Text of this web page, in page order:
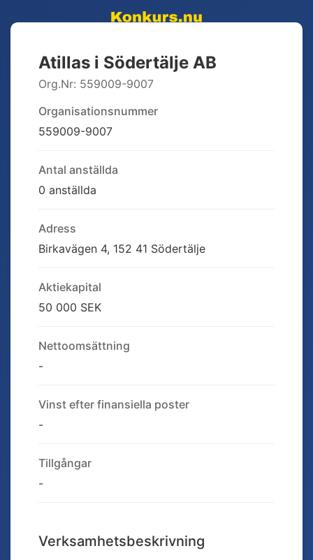
Atillas i Södertälje AB
Org.Nr: 559009-9007
Organisationsnummer
559009-9007
Antal anställda
0 anställda
Adress
Birkavägen 4, 152 41 Södertälje
Aktiekapital
50 000 SEK
Nettoomsättning
-
Vinst efter finansiella poster
-
Tillgångar
-
Verksamhetsbeskrivning